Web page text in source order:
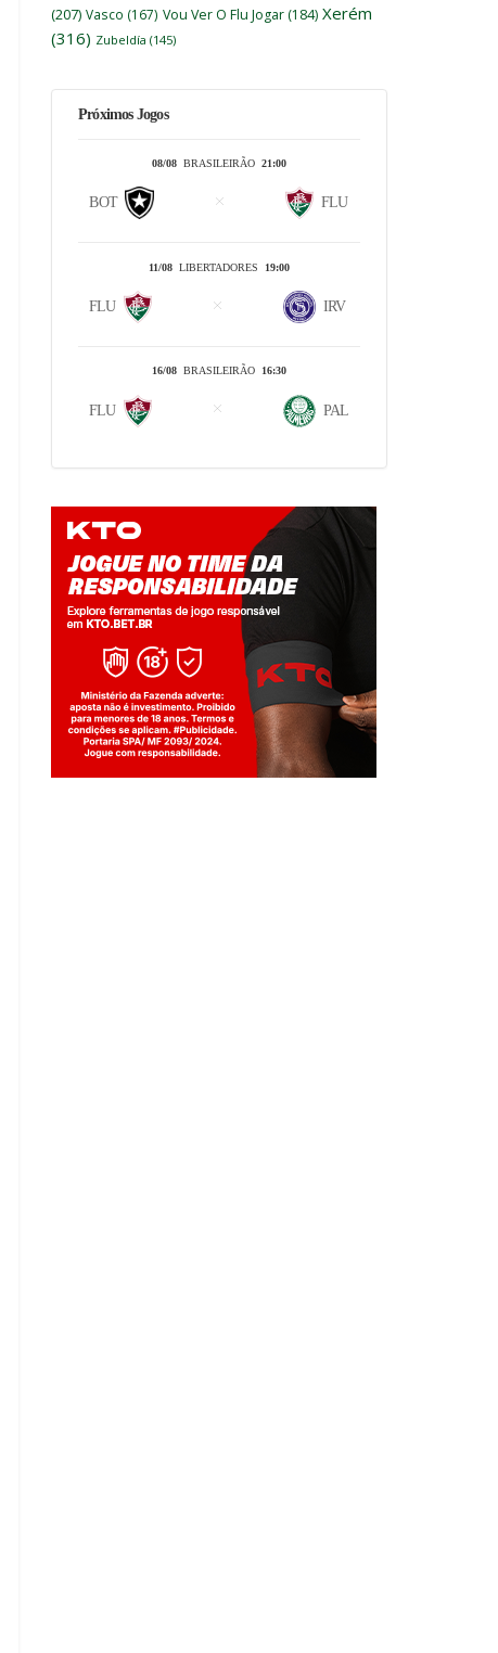
(207) Vasco (167) Vou Ver O Flu Jogar (184) Xerém
(316) Zubeldía (145)
Próximos Jogos
08/08 BRASILEIRÃO 21:00
BOT FLU
11/08 LIBERTADORES 19:00
FLU IRV
16/08 BRASILEIRÃO 16:30
FLU PAL
Jogue com responsabilidade. 18+